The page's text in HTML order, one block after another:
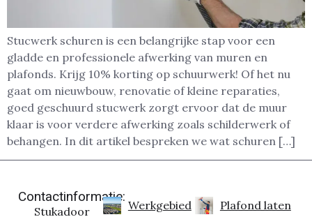
Stucwerk schuren is een belangrijke stap voor een
gladde en professionele afwerking van muren en
plafonds. Krijg 10% korting op schuurwerk! Of het nu
gaat om nieuwbouw, renovatie of kleine reparaties,
goed geschuurd stucwerk zorgt ervoor dat de muur
klaar is voor verdere afwerking zoals schilderwerk of
behangen. In dit artikel bespreken we wat schuren […]
Contactinformatie:
Stukadoor
Werkgebied
Plafond laten